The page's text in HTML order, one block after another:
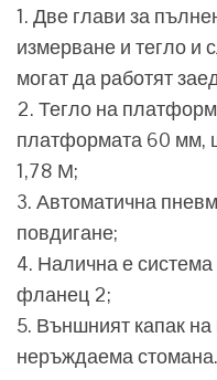
1. Две глави за
измерване и тегло и
могат да работят
2. Тегло на
платформата 60 мм,
1,78 М;
3. Автоматична
повдигане;
4. Налична е система
фланец 2;
5. Външният капак
неръждаема стомана.